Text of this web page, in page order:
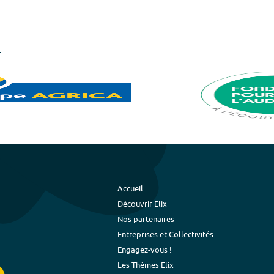
Accueil
Découvrir Elix
Nos partenaires
Entreprises et Collectivités
Engagez-vous !
Les Thèmes Elix